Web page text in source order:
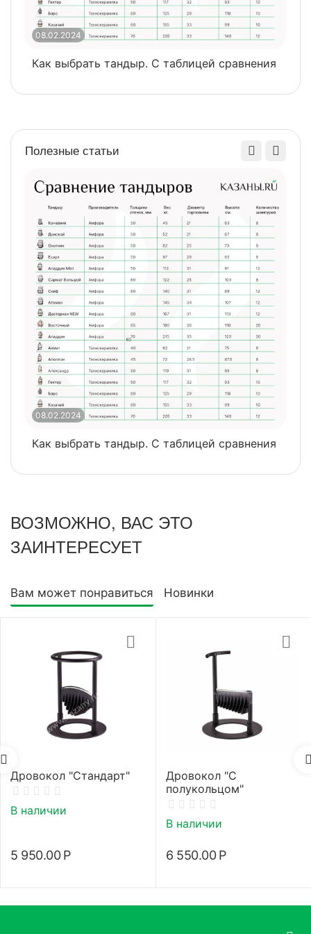
08.02.2024
Как выбрать тандыр. С таблицей сравнения
Полезные статьи
08.02.2024
Как выбрать тандыр. С таблицей сравнения
ВОЗМОЖНО, ВАС ЭТО
ЗАИНТЕРЕСУЕТ
Вам может понравиться Новинки
Дровокол "Стандарт"
В наличии
5 950.00 Р
Дровокол "С
полукольцом"
В наличии
6 550.00 Р